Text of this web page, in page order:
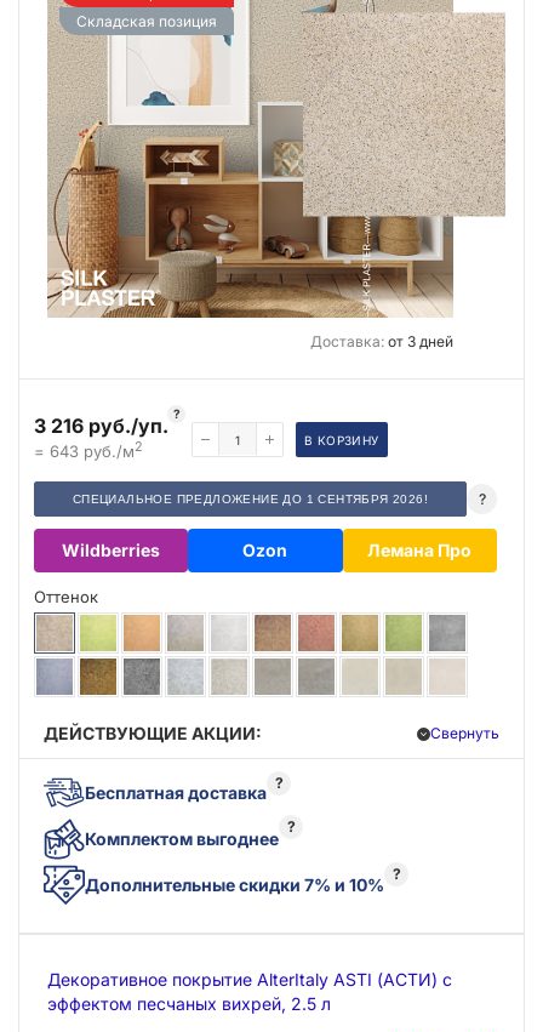
Складская позиция
Доставка:от 3 дней
3 216 руб./уп. ?
= 643 руб./м2 В КОРЗИНУ
СПЕЦИАЛЬНОЕ ПРЕДЛОЖЕНИЕ ДО 1 СЕНТЯБРЯ 2026! ?
Wildberries Ozon Лемана Про
Оттенок
ДЕЙСТВУЮЩИЕ АКЦИИ: Свернуть
Бесплатная доставка ?
Комплектом выгоднее
?
Дополнительные скидки 7% и 10%
?
Декоративное покрытие AlterItaly ASTI (АСТИ) с
эффектом песчаных вихрей, 2.5 л